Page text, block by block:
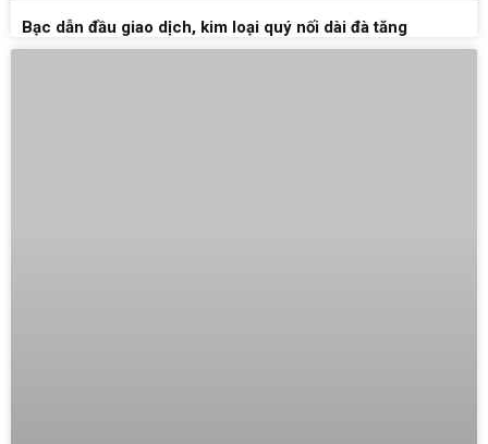
Bạc dẫn đầu giao dịch, kim loại quý nối dài đà tăng